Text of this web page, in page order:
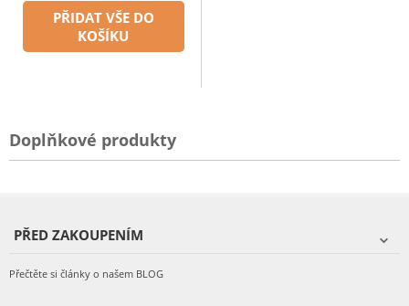
PŘIDAT VŠE DO
KOŠÍKU
Doplňkové produkty
PŘED ZAKOUPENÍM
Přečtěte si články o našem BLOG